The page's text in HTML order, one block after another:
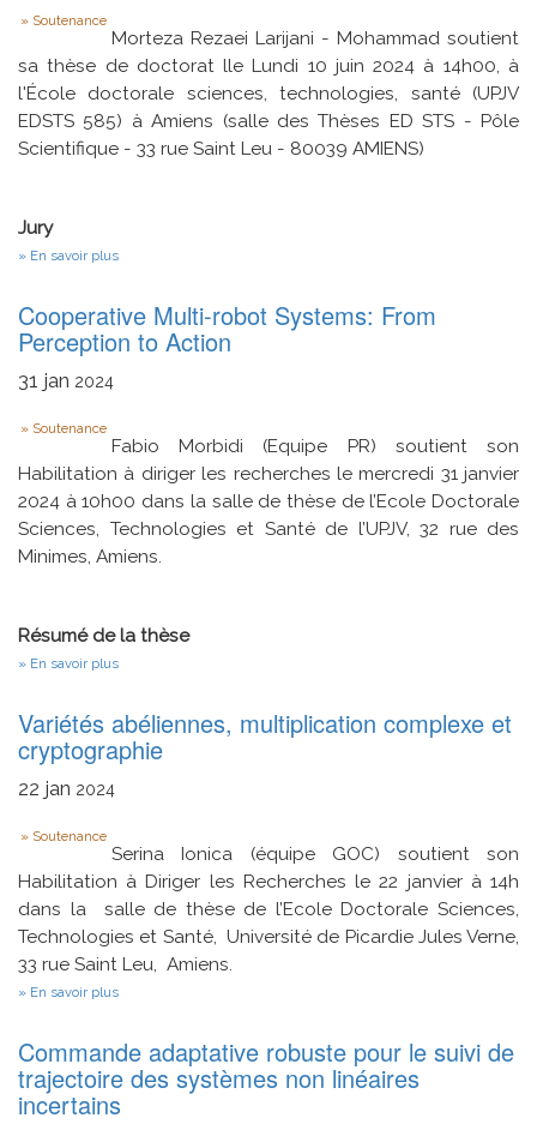
Type
Soutenance
Morteza Rezaei Larijani - Mohammad soutient
sa thèse de doctorat lle Lundi 10 juin 2024 à 14h00, à
l'École doctorale sciences, technologies, santé (UPJV
EDSTS 585) à Amiens (salle des Thèses ED STS - Pôle
Scientifique - 33 rue Saint Leu - 80039 AMIENS)
Jury
En savoir plus
en
temps
réel
un
électrique
connecté
Cooperative Multi-robot Systems: From
Perception to Action
31 jan 2024
Type
Soutenance
Fabio Morbidi (Equipe PR) soutient son
Habilitation à diriger les recherches le mercredi 31 janvier
2024 à 10h00 dans la salle de thèse de l’Ecole Doctorale
Sciences, Technologies et Santé de l’UPJV, 32 rue des
Minimes, Amiens.
Résumé de la thèse
En savoir plus
robot
Systems:
From
Variétés abéliennes, multiplication complexe et
cryptographie
22 jan 2024
Type
Soutenance
Serina Ionica (équipe GOC) soutient son
Habilitation à Diriger les Recherches le 22 janvier à 14h
dans la salle de thèse de l’Ecole Doctorale Sciences,
Technologies et Santé, Université de Picardie Jules Verne,
33 rue Saint Leu, Amiens.
En savoir plus
multiplication
complexe
et
cryptographie
Commande adaptative robuste pour le suivi de
trajectoire des systèmes non linéaires
incertains